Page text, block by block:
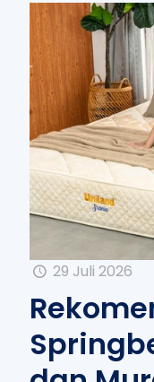
29 Juli 2026